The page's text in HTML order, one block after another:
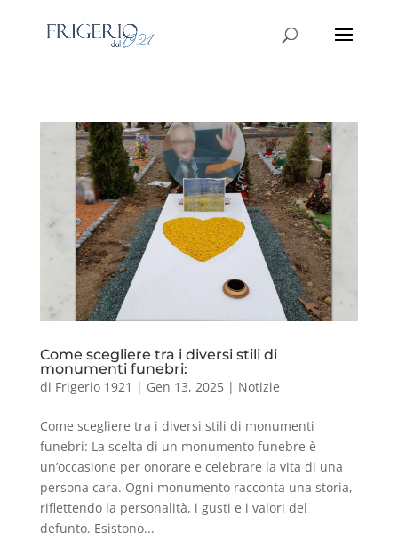
Come scegliere tra i diversi stili di
monumenti funebri:
di Frigerio 1921 | Gen 13, 2025| Notizie
Come scegliere tra i diversi stili di monumenti
funebri: La scelta di un monumento funebre è
un’occasione per onorare e celebrare la vita di una
persona cara. Ogni monumento racconta una storia,
riflettendo la personalità, i gusti e i valori del
defunto. Esistono...